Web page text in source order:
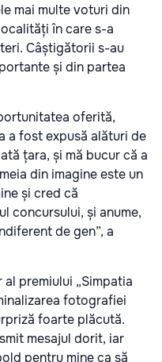
mai multe voturi din
în care s-a
Câștigătorii s-au
și din partea
oferită,
a fost expusă alături de
țara, și mă bucur că a
din imagine este un
și cred că
concursului, și anume,
de gen”, a
premiului „Simpatia
fotografiei
foarte plăcută.
mesajul dorit, iar
pentru mine ca să